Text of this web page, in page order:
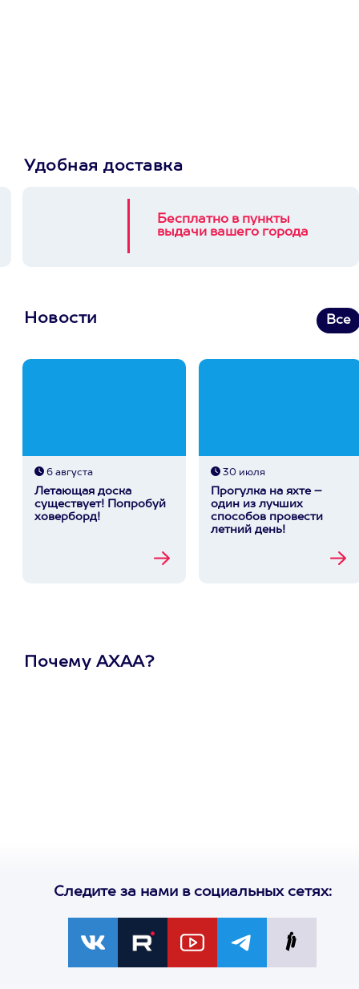
Удобная доставка
Бесплатно в пункты
выдачи вашего города
Новости Все
6 августа
Летающая доска
существует! Попробуй
ховерборд!
30 июля
Прогулка на яхте –
один из лучших
способов провести
летний день!
Почему АХАА?
Следите за нами в социальных сетях: